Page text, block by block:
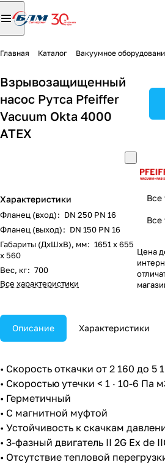
Главная Каталог Вакуумное
Взрывозащищенный
насос Рутса Pfeiffer
Vacuum Okta 4000
ATEX
Характеристики
Фланец (вход): DN 250 PN 16
Фланец (выход): DN 150 PN 16
Габариты (ДxШxВ), мм: 1651 x 655
x 560
Вес, кг: 700
Все характеристики
Все
Все
Цена
Описание Характеристики
• Скорость откачки от 2 160 до 5
• Скоростью утечки < 1 · 10-6 Па
• Герметичный
• С магнитной муфтой
• Устойчивость к скачкам
• 3-фазный двигатель II 2G Ex de
• Отсутствие тепловой